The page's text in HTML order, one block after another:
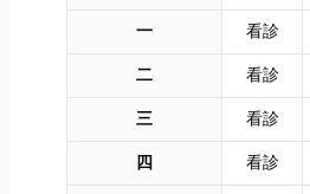
一
看診
二
看診
三
看診
四
看診